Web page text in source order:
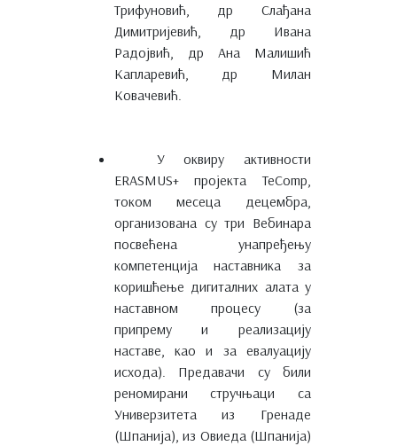
Трифуновић, др Слађана
Димитријевић, др Ивана
Радојвић, др Ана Малишић
Капларевић, др Милан
Ковачевић.
У оквиру активности
ERASMUS+ пројекта TeComp,
током месеца децембра,
организована су три Вебинара
посвећена унапређењу
компетенција наставника за
коришћење дигиталних алата у
наставном процесу (за
припрему и реализацију
наставе, као и за евалуацију
исхода). Предавачи су били
реномирани стручњаци са
Универзитета из Грeнaде
(Шпанија), из Овиеда (Шпанија)